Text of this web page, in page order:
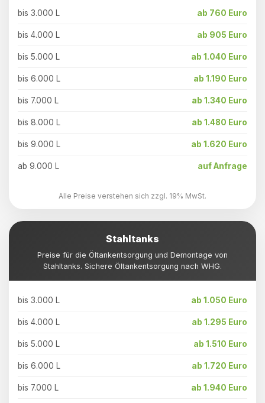
bis 3.000 L ab 760 Euro
bis 4.000 L ab 905 Euro
bis 5.000 L ab 1.040 Euro
bis 6.000 L ab 1.190 Euro
bis 7.000 L ab 1.340 Euro
bis 8.000 L ab 1.480 Euro
bis 9.000 L ab 1.620 Euro
ab 9.000 L auf Anfrage
Alle Preise verstehen sich zzgl. 19% MwSt.
Stahltanks
Preise für die Öltankentsorgung und Demontage von
Stahltanks. Sichere Öltankentsorgung nach WHG.
bis 3.000 L ab 1.050 Euro
bis 4.000 L ab 1.295 Euro
bis 5.000 L ab 1.510 Euro
bis 6.000 L ab 1.720 Euro
bis 7.000 L ab 1.940 Euro